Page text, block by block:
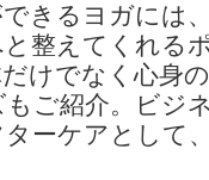
きるヨガには
整えてくれる
けでなく心身
ご紹介。ビジ
ーケアとして